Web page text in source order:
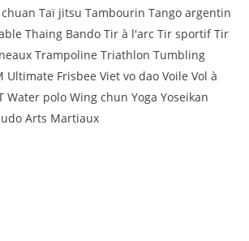
Taï jitsu Tambourin Tango argentin
Thaing Bando Tir à l'arc Tir sportif Tir
Trampoline Triathlon Tumbling
Frisbee Viet vo dao Voile Vol à
Water polo Wing chun Yoga Yoseikan
Arts Martiaux